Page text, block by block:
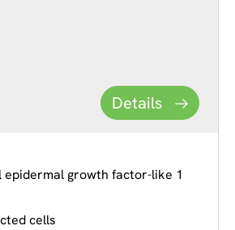
Details
epidermal growth factor-like 1
cells